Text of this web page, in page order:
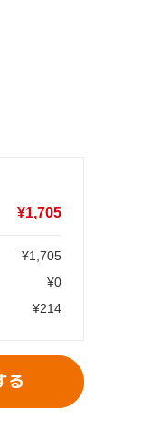
¥1,705
¥1,705
¥0
¥214
る